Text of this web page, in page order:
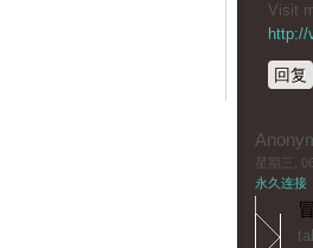
Visit
http://
回复
星期三,
永久连接